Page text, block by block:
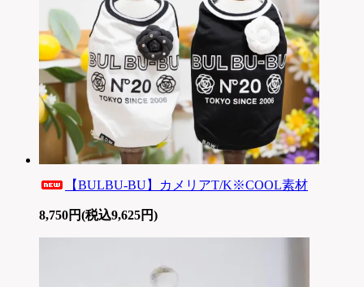
【BULBU-BU】カメリアT/K※COOL素材
8,750円(税込9,625円)